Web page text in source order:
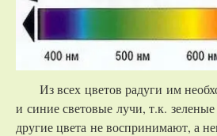
Из всех цветов радуги им
и синие световые лучи, т.к.
другие цвета не воспринимают, а